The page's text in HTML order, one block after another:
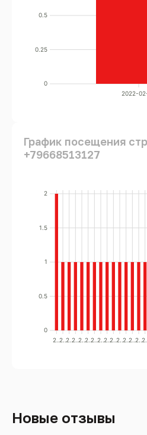
0
0.25
0.5
2022-
График посещения
+79668513127
0
0.5
1
1.5
2
2..2.. 2..2..2.. 2..2..2.. 2..2..2.. 2..2..2..
Новые отзывы